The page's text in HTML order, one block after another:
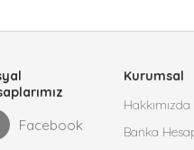
Facebook
Kurumsal
Hakkımızda
Banka